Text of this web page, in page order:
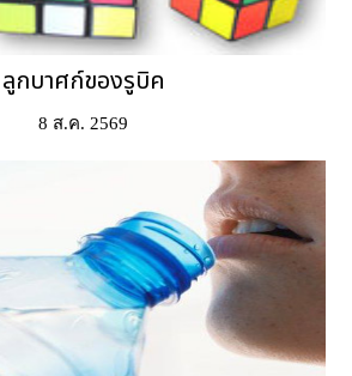
ลูกบาศก์ของรูบิค
8 ส.ค. 2569